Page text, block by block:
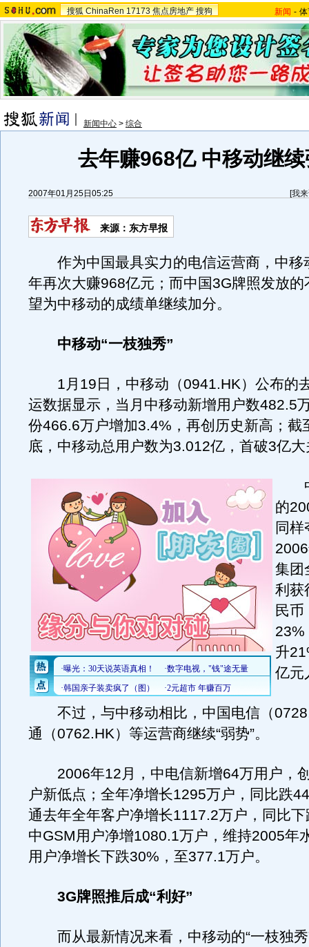
搜狐 ChinaRen 17173 焦点房地产 搜狗 新闻 -
新闻中心 > 综合
去年赚968亿 中移动继
2007年01月25日05:25 [我
来源：东方早报
作为中国最具实力的电信运营商，中移
年再次大赚968亿元；而中国3G牌照发放的
望为中移动的成绩单继续加分。
中移动“一枝独秀”
1月19日，中移动（0941.HK）公布的
运数据显示，当月中移动新增用户数482.5
份466.6万户增加3.4%，再创历史新高；截
底，中移动总用户数为3.012亿，首破3亿大
中
的
同样
集团
利获
民币
23%
升
亿元
不过，与中移动相比，中国电信（
通（0762.HK）等运营商继续“弱势”。
2006年12月，中电信新增64万用户，
户新低点；全年净增长1295万户，同比跌
通去年全年客户净增长1117.2万户，同比
中GSM用户净增1080.1万户，维持2005年
用户净增长下跌30%，至377.1万户。
3G牌照推后成“利好”
而从最新情况来看，中移动的“一枝独秀